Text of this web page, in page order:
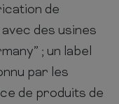
de
des usines
; un label
par les
de produits de